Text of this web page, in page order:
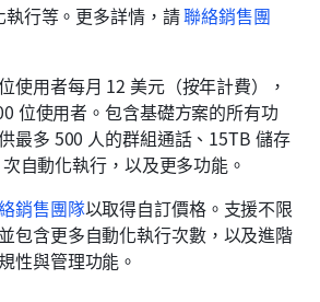
執行等。更多詳情，請 聯絡銷售團
使用者每月 12 美元（按年計費），
位使用者。包含基礎方案的所有功
最多 500 人的群組通話、15TB 儲存
自動化執行，以及更多功能。
銷售團隊以取得自訂價格。支援不限
包含更多自動化執行次數，以及進階
性與管理功能。